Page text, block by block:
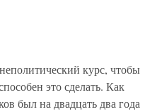
курс, чтобы
это сделать. Как
был на двадцать два года